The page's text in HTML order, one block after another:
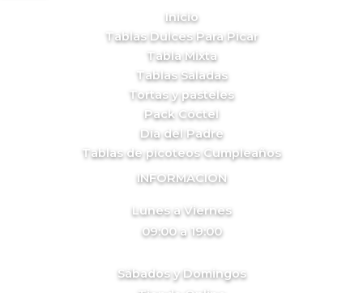
Inicio
Tablas Dulces Para Picar
Tabla Mixta
Tablas Saladas
Tortas y pasteles
Pack Cóctel
Día del Padre
Tablas de picoteos Cumpleaños
INFORMACION
Lunes a Viernes
09:00 a 19:00
Sábados y Domingos